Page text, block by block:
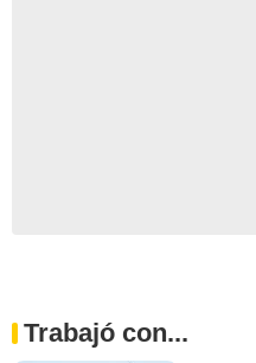
Trabajó con...